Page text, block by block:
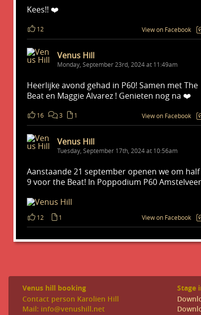
Kees!! ❤️
12 View on Facebook
Venus Hill
Monday, September 23rd, 2024 at 11:49am
Heerlijke avond gehad in P60! Samen met The
Beat en Maggie Alvarez ! Genieten nog na ❤️
16 3 1 View on Facebook
Venus Hill
Tuesday, September 17th, 2024 at 10:56am
Aanstaande 21 september openen we om half
9 voor the Beat! In Poppodium P60
12 1 View on Facebook
Venus hill booking
Contact person Karolien Hill
Mail: info@venushill.net
Stage